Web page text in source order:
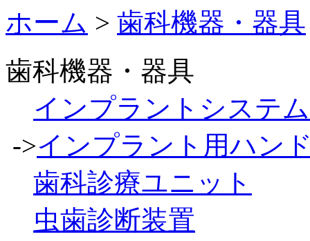
ホーム > 歯科機器・器具
歯科機器・器具
インプラントシステム
->インプラント用ハン
歯科診療ユニット
虫歯診断装置